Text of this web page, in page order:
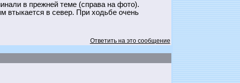
в прежней теме (справа на фото).
втыкается в север. При ходьбе очень
Ответить на это сообщение